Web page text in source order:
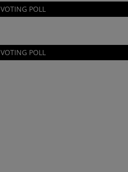
VOTING POLL
VOTING POLL